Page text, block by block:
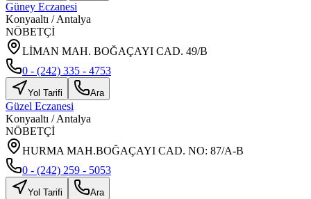
Güney Eczanesi
Konyaaltı /Antalya
NÖBETÇİ
LİMAN MAH. BOĞAÇAYI CAD. 49/B
0 - (242) 335 - 4753
Yol Tarifi Ara
Güzel Eczanesi
Konyaaltı /Antalya
NÖBETÇİ
HURMA MAH.BOĞAÇAYI CAD. NO: 87/A-B
0 - (242) 259 - 5053
Yol Tarifi Ara